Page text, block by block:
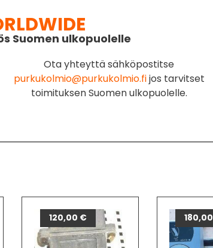
Suomen ulkopuolelle
Ota yhteyttä sähköpostitse
purkukolmio@purkukolmio.fijos tarvitset
toimituksen Suomen ulkopuolelle.
120,00 € 180,00